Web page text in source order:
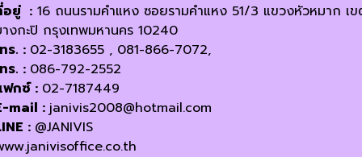
อยู่ : 16 ถนนรามคำแหง ซอยรามคำแหง 51/3 แขวงหัวหมาก เ
งกะปิ กรุงเทพมหานคร 10240
ร. : 02-3183655 , 081-866-7072,
ร. : 086-792-2552
กซ์ : 02-7187449
mail : janivis2008@hotmail.com
: @JANIVIS